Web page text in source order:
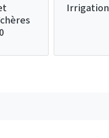
Irrigation